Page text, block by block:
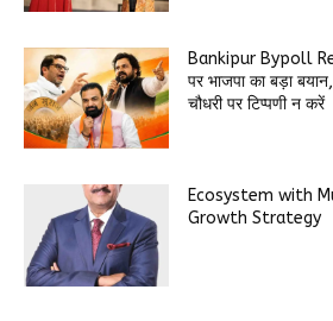
Bankipur Bypoll
पर भाजपा का बड़ा
चौधरी पर टिप्पणी न करें
Ecosystem with
Growth Strategy